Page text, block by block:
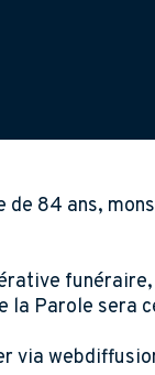
84 ans,
Parole sera
via